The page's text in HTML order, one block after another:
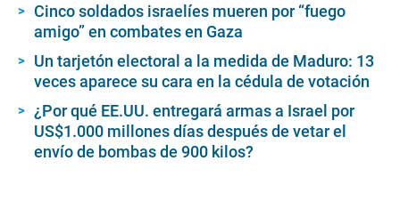
Cinco soldados israelíes mueren por “fuego
amigo” en combates en Gaza
Un tarjetón electoral a la medida de Maduro: 13
veces aparece su cara en la cédula de votación
¿Por qué EE.UU. entregará armas a Israel por
US$1.000 millones días después de vetar el
envío de bombas de 900 kilos?